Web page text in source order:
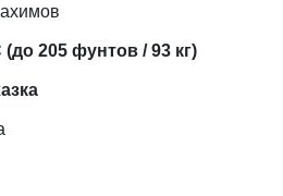
205 фунтов / 93 кг)